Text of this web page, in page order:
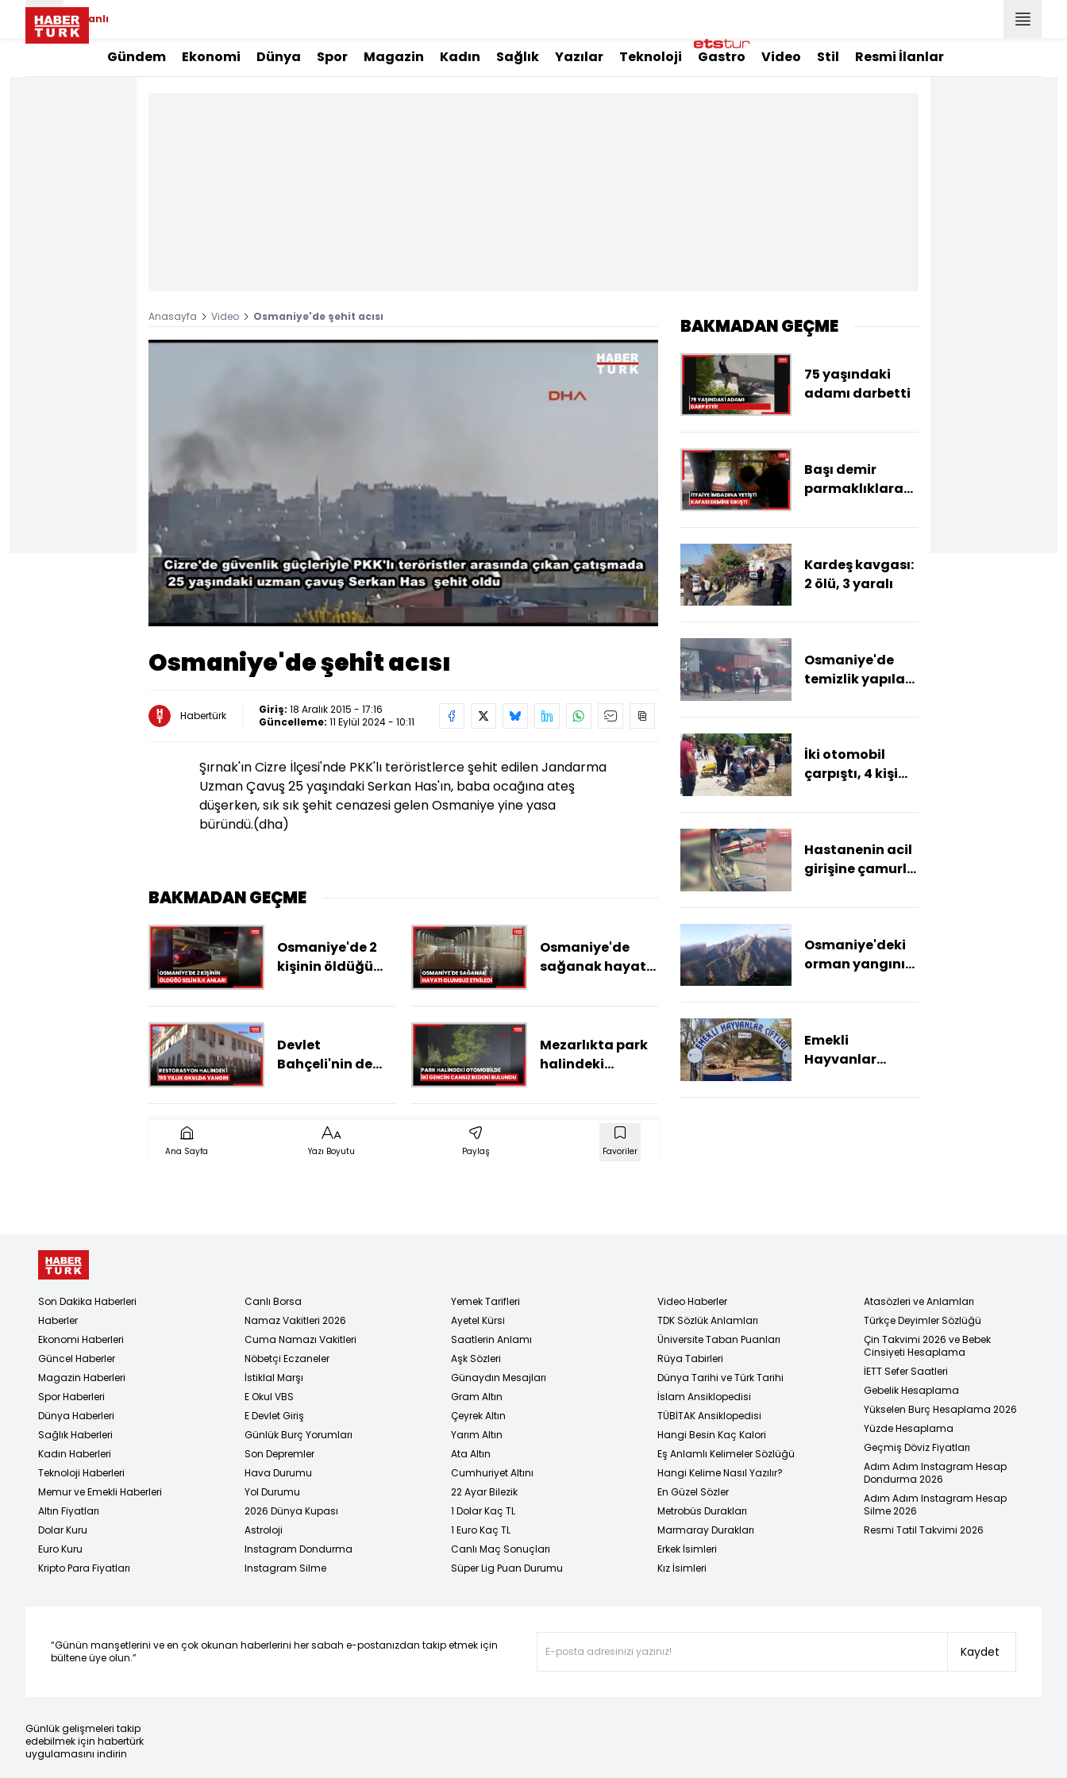
Canlı
Gündem Ekonomi Dünya Spor Magazin Kadın Sağlık Yazılar Teknoloji Gastro Video Stil Resmi İlanlar
Anasayfa Video Osmaniye'de şehit acısı
Sesi
Aç
Yüklendi:
65.85%
Oynatma
Hızı
Osmaniye'de şehit acısı
Habertürk Giriş: 18 Aralık 2015 - 17:16
Güncelleme: 11 Eylül 2024 - 10:11
Şırnak'ın Cizre İlçesi'nde PKK'lı teröristlerce şehit edilen Jandarma
Uzman Çavuş 25 yaşındaki Serkan Has'ın, baba ocağına ateş
düşerken, sık sık şehit cenazesi gelen Osmaniye yine yasa
büründü.(dha)
BAKMADAN GEÇME
Osmaniye'de 2
kişinin öldüğü
cep telefonu
Osmaniye'de
sağanak hayatı
Devlet
Bahçeli'nin de
restorasyon
okulda yangın
Mezarlıkta park
halindeki
gencin cansız
Ana Sayfa Yazı Boyutu Paylaş Favoriler
BAKMADAN GEÇME
75 yaşındaki
adamı darbetti
Başı demir
parmaklıklara
Kardeş kavgası:
2 ölü, 3 yaralı
Osmaniye'de
temizlik yapılan
patlama, 2
İki otomobil
çarpıştı, 4 kişi
Hastanenin acil
girişine çamurlu
çıkarıp girdiler
Osmaniye'deki
orman yangını
devam ediyor
Emekli
Hayvanlar
yangınlarından
Son Dakika Haberleri
Haberler
Ekonomi Haberleri
Güncel Haberler
Magazin Haberleri
Spor Haberleri
Dünya Haberleri
Sağlık Haberleri
Kadın Haberleri
Teknoloji Haberleri
Memur ve Emekli Haberleri
Altın Fiyatları
Dolar Kuru
Euro Kuru
Kripto Para Fiyatları
Canlı Borsa
Namaz Vakitleri 2026
Cuma Namazı Vakitleri
Nöbetçi Eczaneler
İstiklal Marşı
E Okul VBS
E Devlet Giriş
Günlük Burç Yorumları
Son Depremler
Hava Durumu
Yol Durumu
2026 Dünya Kupası
Astroloji
Instagram Dondurma
Instagram Silme
Yemek Tarifleri
Ayetel Kürsi
Saatlerin Anlamı
Aşk Sözleri
Günaydın Mesajları
Gram Altın
Çeyrek Altın
Yarım Altın
Ata Altın
Cumhuriyet Altını
22 Ayar Bilezik
1 Dolar Kaç TL
1 Euro Kaç TL
Canlı Maç Sonuçları
Süper Lig Puan Durumu
Video Haberler
TDK Sözlük Anlamları
Üniversite Taban Puanları
Rüya Tabirleri
Dünya Tarihi ve Türk Tarihi
İslam Ansiklopedisi
TÜBİTAK Ansiklopedisi
Hangi Besin Kaç Kalori
Eş Anlamlı Kelimeler Sözlüğü
Hangi Kelime Nasıl Yazılır?
En Güzel Sözler
Metrobüs Durakları
Marmaray Durakları
Erkek İsimleri
Kız İsimleri
Atasözleri ve Anlamları
Türkçe Deyimler Sözlüğü
Çin Takvimi 2026 ve Bebek
Cinsiyeti Hesaplama
İETT Sefer Saatleri
Gebelik Hesaplama
Yükselen Burç Hesaplama 2026
Yüzde Hesaplama
Geçmiş Döviz Fiyatları
Adım Adım Instagram Hesap
Dondurma 2026
Adım Adım Instagram Hesap
Silme 2026
Resmi Tatil Takvimi 2026
“Günün manşetlerini ve en çok okunan haberlerini her sabah e-postanızdan takip etmek için
bültene üye olun.”
Kaydet
Günlük gelişmeleri takip
edebilmek için habertürk
uygulamasını indirin